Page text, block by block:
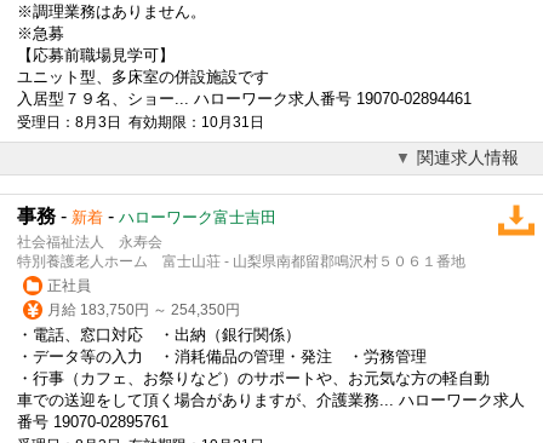
※調理業務はありません。
※急募
【応募前職場見学可】
ユニット型、多床室の併設施設です
入居型７９名、ショー... ハローワーク求人番号 19070-02894461
受理日：8月3日 有効期限：10月31日
関連求人情報
事務 - 新着 - ハローワーク富士吉田
社会福祉法人 永寿会
特別養護老人ホーム 富士山荘 - 山梨県南都留郡鳴沢村５０６１番地
正社員
月給 183,750円 ～ 254,350円
・電話、窓口対応 ・出納（銀行関係）
・データ等の入力 ・消耗備品の管理・発注 ・労務管理
・行事（カフェ、お祭りなど）のサポートや、お元気な方の軽自動
車での送迎をして頂く場合がありますが、介護業務... ハローワーク求人
番号 19070-02895761